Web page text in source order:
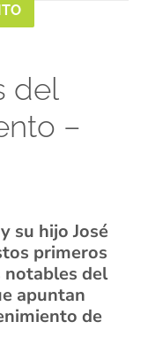
del
–
su hijo José
primeros
notables del
apuntan
de